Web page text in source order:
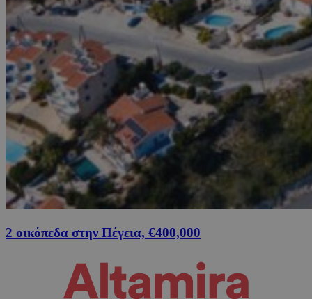
2 οικόπεδα στην Πέγεια, €400,000